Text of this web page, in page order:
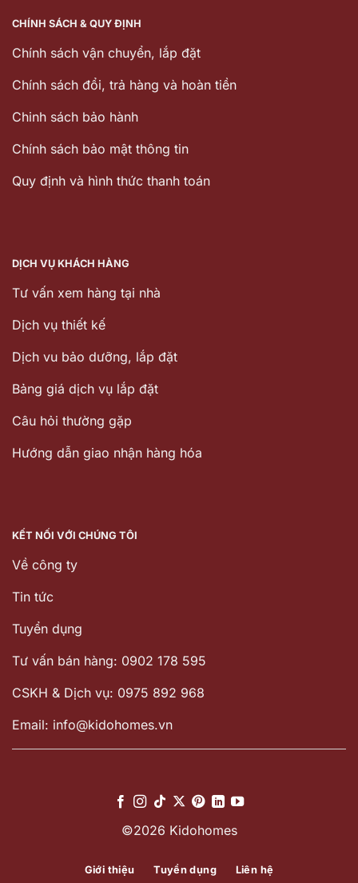
CHÍNH SÁCH & QUY ĐỊNH
Chính sách vận chuyển, lắp đặt
Chính sách đổi, trả hàng và hoàn tiền
Chinh sách bảo hành
Chính sách bảo mật thông tin
Quy định và hình thức thanh toán
DỊCH VỤ KHÁCH HÀNG
Tư vấn xem hàng tại nhà
Dịch vụ thiết kế
Dịch vu bảo dưỡng, lắp đặt
Bảng giá dịch vụ lắp đặt
Câu hỏi thường gặp
Hướng dẫn giao nhận hàng hóa
KẾT NỐI VỚI CHÚNG TÔI
Về công ty
Tin tức
Tuyển dụng
Tư vấn bán hàng: 0902 178 595
CSKH & Dịch vụ: 0975 892 968
Email: info@kidohomes.vn
©2026 Kidohomes
Giới thiệu Tuyển dụng Liên hệ